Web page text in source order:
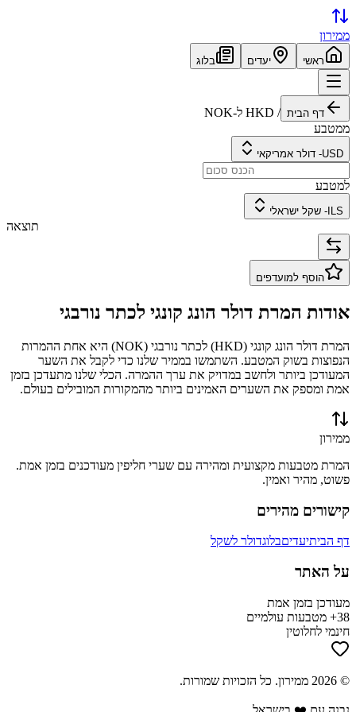
ממירון
ראשי יעדים בלוג
דף הבית /
HKD ל-NOK
ממטבע
USD
- דולר אמריקאי
למטבע
ILS
- שקל ישראלי
תוצאה
הוסף למועדפים
אודות המרת דולר הונג קונגי לכתר נורבגי
המרת דולר הונג קונגי (
HKD) לכתר נורבגי (
NOK) היא אחת ההמרות
הנפוצות בשוק המטבע. השתמשו בממיר שלנו כדי לקבל את השער
המעודכן ביותר ולחשב במדויק את ערך ההמרה. הכלי שלנו מתעדכן בזמן
אמת ומספק את השערים האמינים ביותר מהמקורות המובילים בעולם.
ממירון
המרת מטבעות מקצועית ומהירה עם שערי חליפין מעודכנים בזמן אמת.
פשוט, מהיר ואמין.
קישורים מהירים
דף הביתיעדיםבלוגדולר לשקל
על האתר
מעודכן בזמן אמת
38+ מטבעות עולמיים
חינמי לחלוטין
©
2026 ממירון. כל הזכויות שמורות.